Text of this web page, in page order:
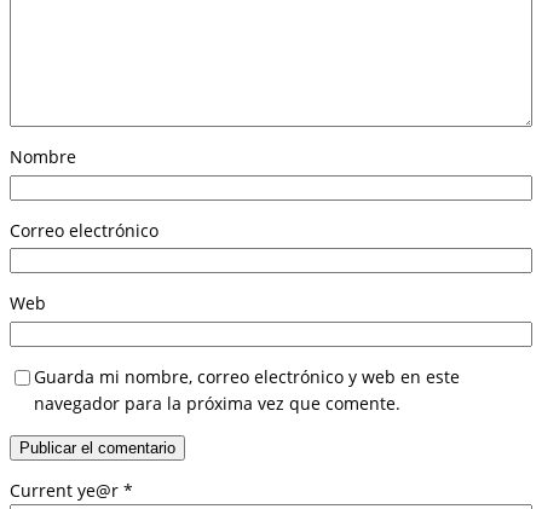
Nombre
Correo electrónico
Web
Guarda mi nombre, correo electrónico y web en este
navegador para la próxima vez que comente.
Current ye@r *